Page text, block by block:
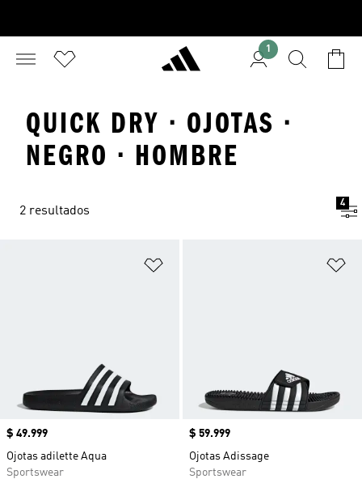
1
QUICK DRY · OJOTAS ·
NEGRO · HOMBRE
2 resultados
4
Precio
$ 49.999
Ojotas adilette Aqua
Sportswear
Precio
$ 59.999
Ojotas Adissage
Sportswear